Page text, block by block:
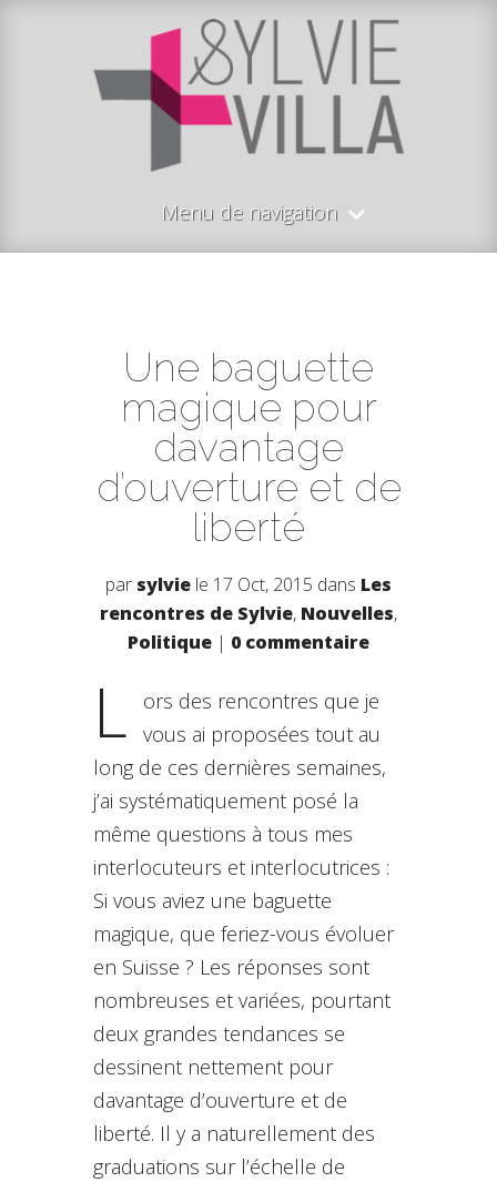
Menu de navigation
Une baguette
magique pour
davantage
d’ouverture et de
liberté
par sylvie le 17 Oct, 2015 dans Les
rencontres de Sylvie, Nouvelles,
Politique | 0 commentaire
L
ors des rencontres que je
vous ai proposées tout au
long de ces dernières semaines,
j’ai systématiquement posé la
même questions à tous mes
interlocuteurs et interlocutrices :
Si vous aviez une baguette
magique, que feriez-vous évoluer
en Suisse ? Les réponses sont
nombreuses et variées, pourtant
deux grandes tendances se
dessinent nettement pour
davantage d’ouverture et de
liberté. Il y a naturellement des
graduations sur l’échelle de